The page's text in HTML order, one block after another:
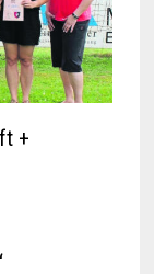
+